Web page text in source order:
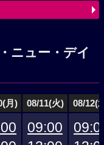
ニュー・デイ
月) 08/11(火) 08/12(
09:00